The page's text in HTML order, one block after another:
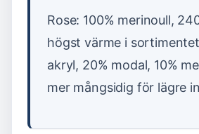
Rose: 100% merinoull,
högst värme i
akryl, 20% modal, 10%
mer mångsidig för lägre